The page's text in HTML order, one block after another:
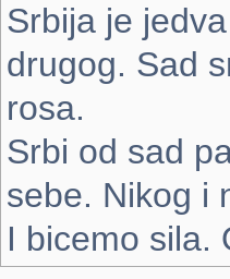
Srbija je
drugog. Sad
rosa.
Srbi od sad
sebe. Nikog i
I bicemo sila.